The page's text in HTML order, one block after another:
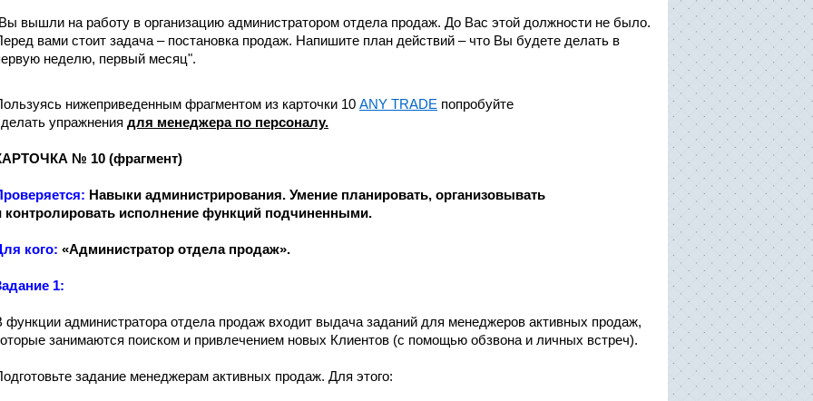
вышли на работу в организацию администратором отдела продаж. До Вас этой должности не было.
вами стоит задача – постановка продаж. Напишите план действий – что Вы будете делать в
неделю, первый месяц".
нижеприведенным фрагментом из карточки 10 ANY TRADE попробуйте
упражнения для менеджера по персоналу.
№ 10 (фрагмент)
Навыки администрирования. Умение планировать, организовывать
контролировать исполнение функций подчиненными.
кого: «Администратор отдела продаж».
1:
функции администратора отдела продаж входит выдача заданий для менеджеров активных продаж,
занимаются поиском и привлечением новых Клиентов (с помощью обзвона и личных встреч).
задание менеджерам активных продаж. Для этого: